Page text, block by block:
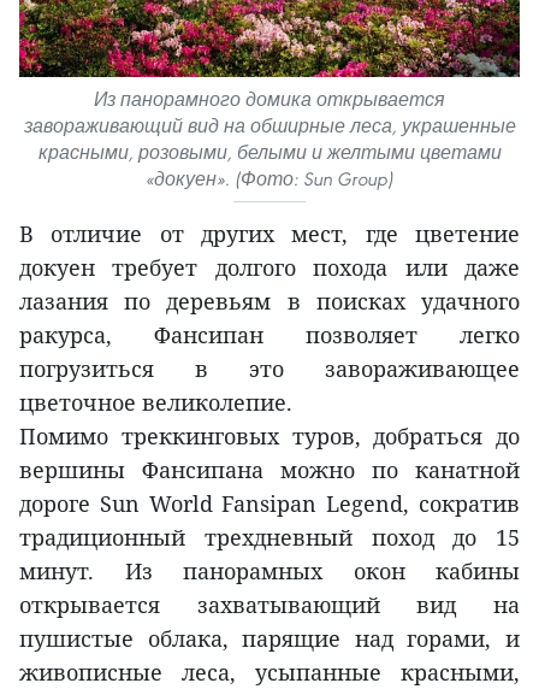
Из панорамного домика открывается
завораживающий вид на обширные леса, украшенные
красными, розовыми, белыми и желтыми цветами
«докуен». (Фото: Sun Group)
В отличие от других мест, где цветение
докуен требует долгого похода или даже
лазания по деревьям в поисках удачного
ракурса, Фансипан позволяет легко
погрузиться в это завораживающее
цветочное великолепие.
Помимо треккинговых туров, добраться до
вершины Фансипана можно по канатной
дороге Sun World Fansipan Legend, сократив
традиционный трехдневный поход до 15
минут. Из панорамных окон кабины
открывается захватывающий вид на
пушистые облака, парящие над горами, и
живописные леса, усыпанные красными,